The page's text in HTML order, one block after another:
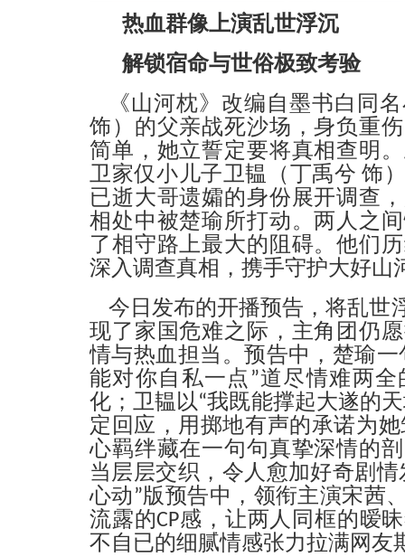
热血群像上演乱世浮沉
解锁宿命与世俗极致考验
《山河枕》改编自墨书白同
饰）的父亲战死沙场，身负重
简单，她立誓定要将真相查明
卫家仅小儿子卫韫（丁禹兮 饰
已逝大哥遗孀的身份展开调查
相处中被楚瑜所打动。两人之
了相守路上最大的阻碍。他们
深入调查真相，携手守护大好山
今日发布的开播预告，将乱世
现了家国危难之际，主角团仍
情与热血担当。预告中，楚瑜
能对你自私一点”道尽情难两
化；卫韫以“我既能撑起大遂的
定回应，用掷地有声的承诺为
心羁绊藏在一句句真挚深情的
当层层交织，令人愈加好奇剧
心动”版预告中，领衔主演宋茜
流露的CP感，让两人同框的暧
不自已的细腻情感张力拉满网友